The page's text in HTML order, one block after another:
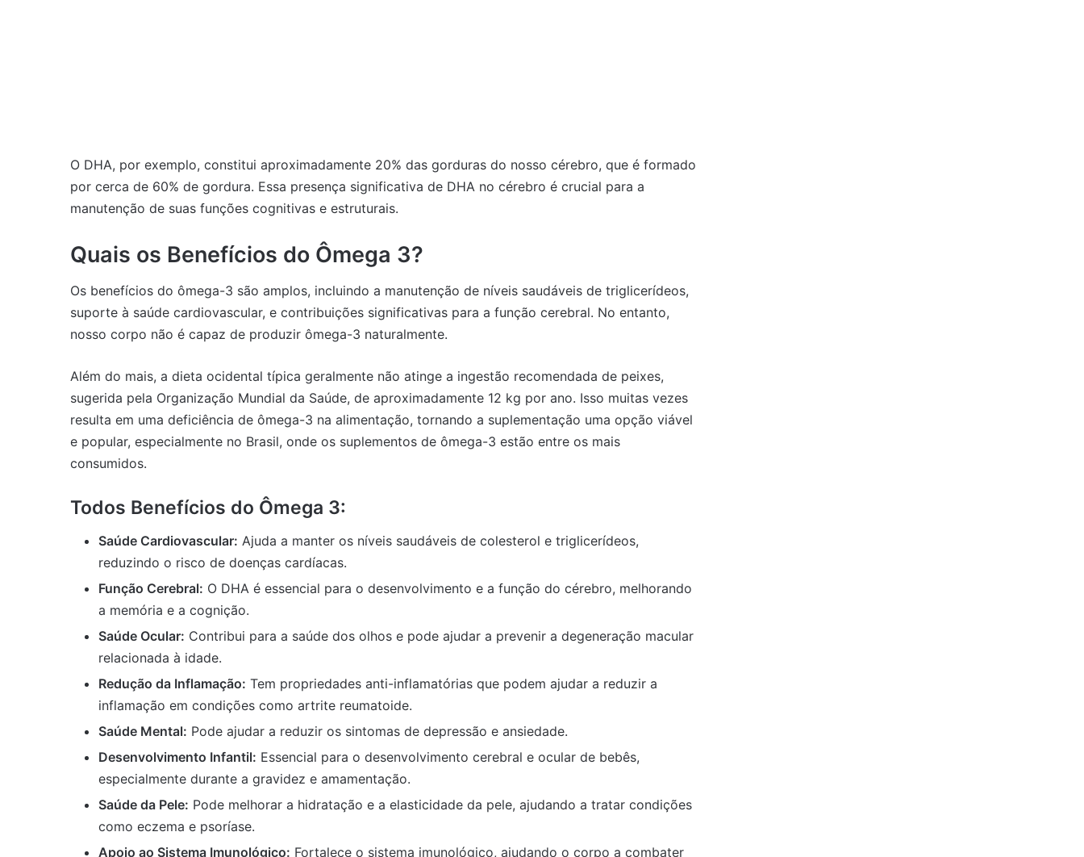
O DHA, por exemplo, constitui aproximadamente 20% das gorduras do nosso cérebro, que é formado
por cerca de 60% de gordura. Essa presença significativa de DHA no cérebro é crucial para a
manutenção de suas funções cognitivas e estruturais.
Quais os Benefícios do Ômega 3?
Os benefícios do ômega-3 são amplos, incluindo a manutenção de níveis saudáveis de triglicerídeos,
suporte à saúde cardiovascular, e contribuições significativas para a função cerebral. No entanto,
nosso corpo não é capaz de produzir ômega-3 naturalmente.
Além do mais, a dieta ocidental típica geralmente não atinge a ingestão recomendada de peixes,
sugerida pela Organização Mundial da Saúde, de aproximadamente 12 kg por ano. Isso muitas vezes
resulta em uma deficiência de ômega-3 na alimentação, tornando a suplementação uma opção viável
e popular, especialmente no Brasil, onde os suplementos de ômega-3 estão entre os mais
consumidos.
Todos Benefícios do Ômega 3:
Saúde Cardiovascular: Ajuda a manter os níveis saudáveis de colesterol e triglicerídeos,
reduzindo o risco de doenças cardíacas.
Função Cerebral: O DHA é essencial para o desenvolvimento e a função do cérebro, melhorando
a memória e a cognição.
Saúde Ocular: Contribui para a saúde dos olhos e pode ajudar a prevenir a degeneração macular
relacionada à idade.
Redução da Inflamação: Tem propriedades anti-inflamatórias que podem ajudar a reduzir a
inflamação em condições como artrite reumatoide.
Saúde Mental: Pode ajudar a reduzir os sintomas de depressão e ansiedade.
Desenvolvimento Infantil: Essencial para o desenvolvimento cerebral e ocular de bebês,
especialmente durante a gravidez e amamentação.
Saúde da Pele: Pode melhorar a hidratação e a elasticidade da pele, ajudando a tratar condições
como eczema e psoríase.
Apoio ao Sistema Imunológico: Fortalece o sistema imunológico, ajudando o corpo a combater